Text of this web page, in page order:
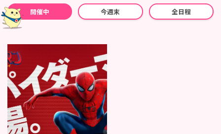
開催中 今週末 全日程